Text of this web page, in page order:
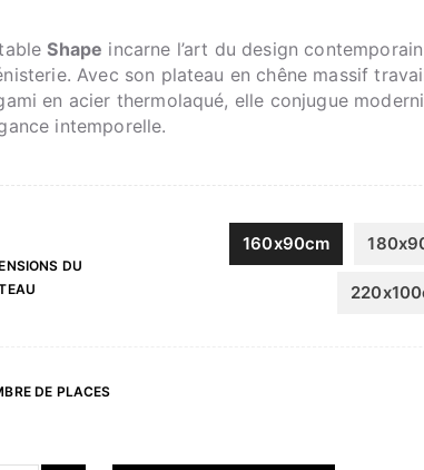
Shape incarne l’art du design
Avec son plateau en chêne massif
en acier thermolaqué, elle conjugue
intemporelle.
DU
160x90cm
DE PLACES